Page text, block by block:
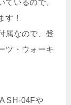
ているので、
す！
属なので、登
ツ・ウォーキ
SH-04Fや